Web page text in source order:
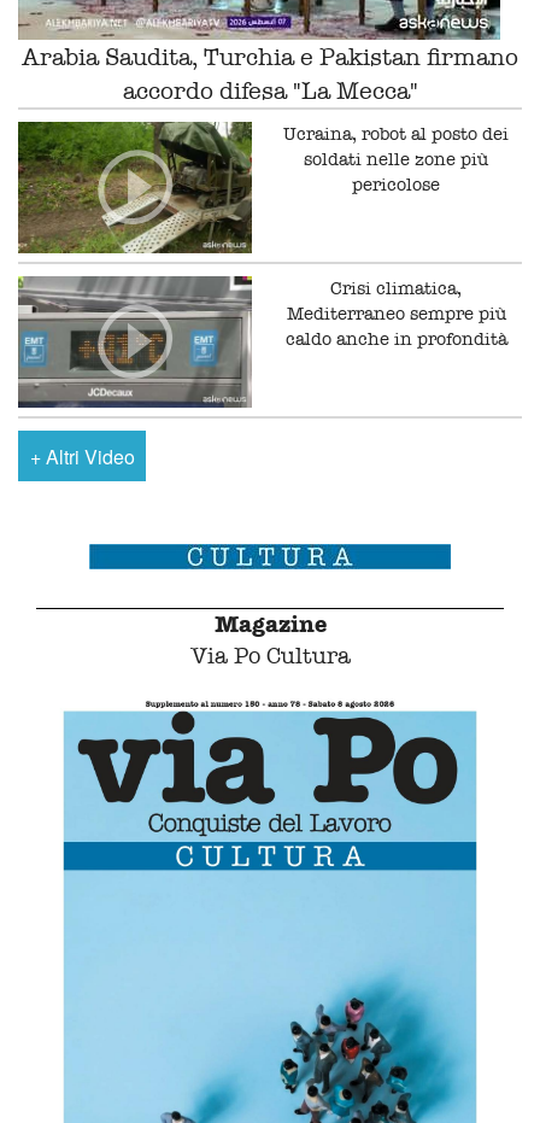
Arabia Saudita, Turchia e Pakistan firmano
accordo difesa "La Mecca"
Ucraina, robot al posto dei
soldati nelle zone più
pericolose
Crisi climatica,
Mediterraneo sempre più
caldo anche in profondità
+Altri Video
Magazine
Via Po Cultura